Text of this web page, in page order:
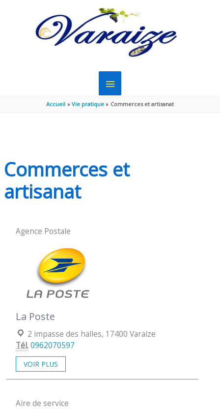
MENU
PRINCIPAL
Accueil Vie pratique Commerces et artisanat
Commerces et
artisanat
Agence Postale
La Poste
Localisation :
2 impasse des halles, 17400 Varaize
Tél.0962070597
VOIR PLUS
Aire de service